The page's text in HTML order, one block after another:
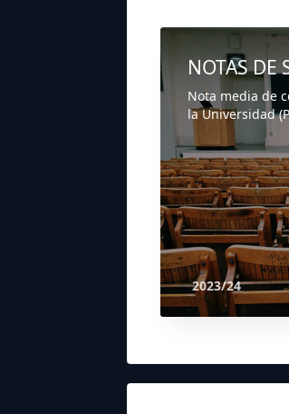
NOTAS DE
Nota media de
la Universidad
2023/24